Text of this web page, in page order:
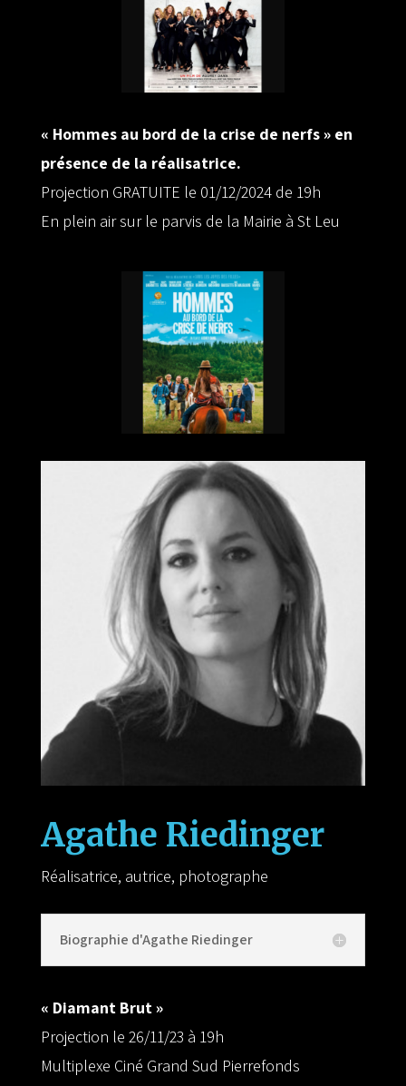
« Hommes au bord de la crise de nerfs » en
présence de la réalisatrice.
Projection GRATUITE le 01/12/2024 de 19h
En plein air sur le parvis de la Mairie à St Leu
Agathe Riedinger
Réalisatrice, autrice, photographe
Biographie d'Agathe Riedinger
« Diamant Brut »
Projection le 26/11/23 à 19h
Multiplexe Ciné Grand Sud Pierrefonds